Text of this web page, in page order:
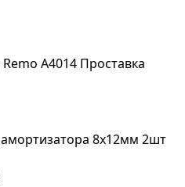
Remo A4014 Проставка
8x12мм 2шт